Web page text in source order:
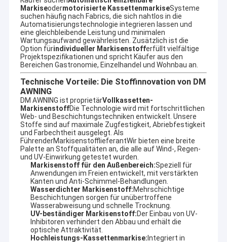
Markiseodermotorisierte KassettenmarkiseSysteme
suchen häufig nach Fabrics, die sich nahtlos in die
Automatisierungstechnologie integrieren lassen und
eine gleichbleibende Leistung und minimalen
Wartungsaufwand gewährleisten. Zusätzlich ist die
Option fürindividueller Markisenstofferfüllt vielfältige
Projektspezifikationen und spricht Käufer aus den
Bereichen Gastronomie, Einzelhandel und Wohnbau an.
Technische Vorteile: Die Stoffinnovation von DM
AWNING
DM AWNING ist proprietärVollkassetten-
MarkisenstoffDie Technologie wird mit fortschrittlichen
Web- und Beschichtungstechniken entwickelt. Unsere
Stoffe sind auf maximale Zugfestigkeit, Abriebfestigkeit
und Farbechtheit ausgelegt. Als
FührenderMarkisenstofflieferantWir bieten eine breite
Palette an Stoffqualitäten an, die alle auf Wind-, Regen-
und UV-Einwirkung getestet wurden.
Markisenstoff für den Außenbereich:Speziell für
Anwendungen im Freien entwickelt, mit verstärkten
Kanten und Anti-Schimmel-Behandlungen.
Wasserdichter Markisenstoff:Mehrschichtige
Beschichtungen sorgen für unübertroffene
Wasserabweisung und schnelle Trocknung.
UV-beständiger Markisenstoff:Der Einbau von UV-
Inhibitoren verhindert den Abbau und erhält die
optische Attraktivität.
Hochleistungs-Kassettenmarkise: Integriert in
Wie Sie wissen, ist Guangzhou eine Aluminiumfabrikation, die
Aluminium zu einem vernünftigen Preis mit bequemen
Transportmitteln bezieht.
Wir können neue kostenlose Form für Ihre neue Aluminium-
Vorderbalken, Rollenachse mit MOQ 300pcs für Ihre Fantasie zu
erfüllen.
Aus diesem Grund können wir für alle Kunden weltweit die
Vorderstange, die Rollenachse, die quadratische Röhre, den
faltbaren Arm und den Stoff separat anbieten.
Noch wichtiger ist, dass wir einen sehr stabilen Arm mit 660-
Modell-Arm haben, mehr als zehn Jahre Gebrauch, nur wenige
haben einen Nachdienst bei einem defekten Problem, und gut
gegebenen Kunden guten Markt.
Zusammenfassend:
Unser
1 Diversifizierte Ausstattung, einziehbare Zügel,
Gartenmarkise, Fallarmmarkise mit stabiler
Qualität usw.
2 OEM/ODM Dienstleistungen
3 begrüßen die Zeichnung und die Anforderung
des Kunden, können auch neue Formen für ihn
öffnen.